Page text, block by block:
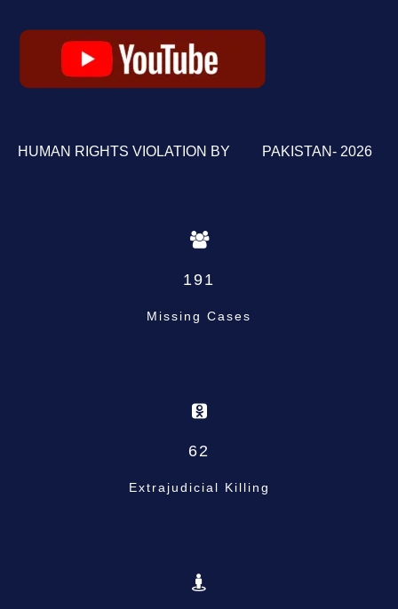
HUMAN RIGHTS VIOLATION BY PAKISTAN- 2026
191
Missing Cases
62
Extrajudicial Killing